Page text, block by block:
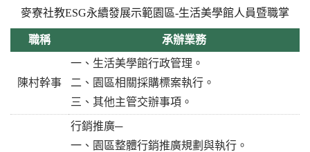
麥寮社教ESG永續發展示範園區-生活美學館人員暨職掌
職稱 承辦業務
陳村幹事
一、生活美學館行政管理。
二、園區相關採購標案執行。
三、其他主管交辦事項。
行銷推廣─
一、園區整體行銷推廣規劃與執行。